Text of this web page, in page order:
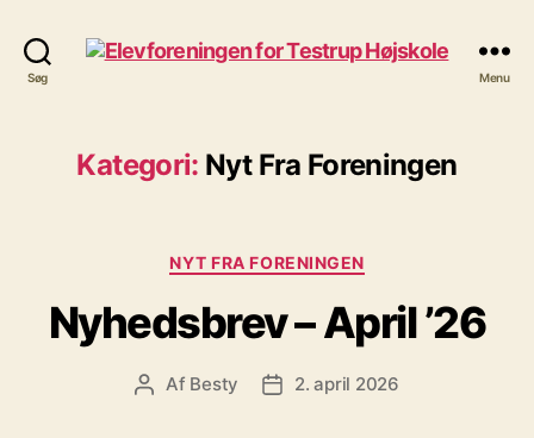
Søg
Højskole
Menu
Kategori: Nyt Fra Foreningen
Kategorier
NYT FRA FORENINGEN
Nyhedsbrev – April ’26
Indlægsforfatter
Af Besty Indlægsdato
2. april 2026